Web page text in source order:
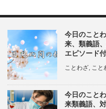
今日のこと
来、類義語
エピソード
ことわざ, こと
今日のこと
来類義語、